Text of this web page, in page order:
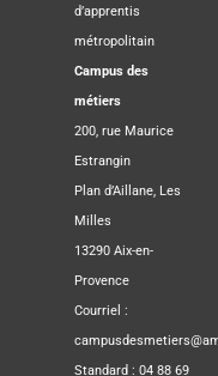
d’apprentis
métropolitain
Campus des
métiers
200, rue Maurice
Estrangin
Plan d’Aillane, Les
Milles
13290 Aix-en-
Provence
Courriel :
Standard : 04 88 69